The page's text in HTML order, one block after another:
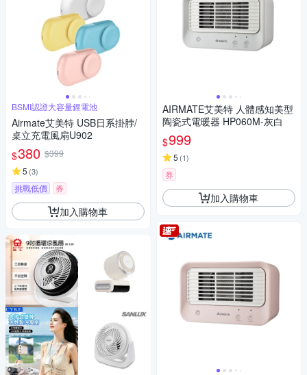
BSMI認證大容量鋰電池
Airmate艾美特 USB日系掛脖/
桌立充電風扇U902
$380 $399
5 (3)
挑戰低價 券
加入購物車
AIRMATE艾美特 人體感知美型
陶瓷式電暖器 HP060M-灰白
$999
5 (1)
券
加入購物車